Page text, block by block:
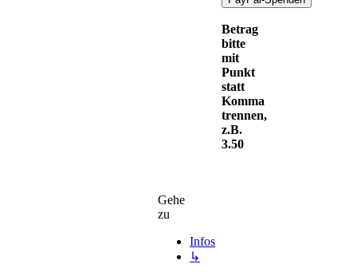
Betrag
bitte
mit
Punkt
statt
Komma
trennen,
z.B.
3.50
Gehe
zu
Infos
↳